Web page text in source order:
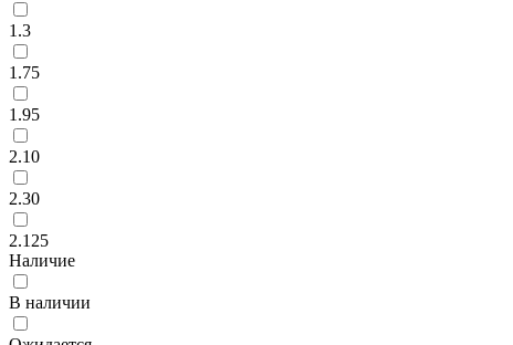
1.3
1.75
1.95
2.10
2.30
2.125
Наличие
В наличии